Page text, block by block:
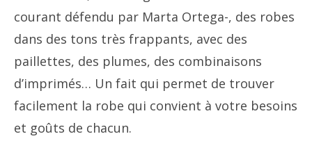
courant défendu par Marta Ortega-, des robes
dans des tons très frappants, avec des
paillettes, des plumes, des combinaisons
d’imprimés… Un fait qui permet de trouver
facilement la robe qui convient à votre besoins
et goûts de chacun.